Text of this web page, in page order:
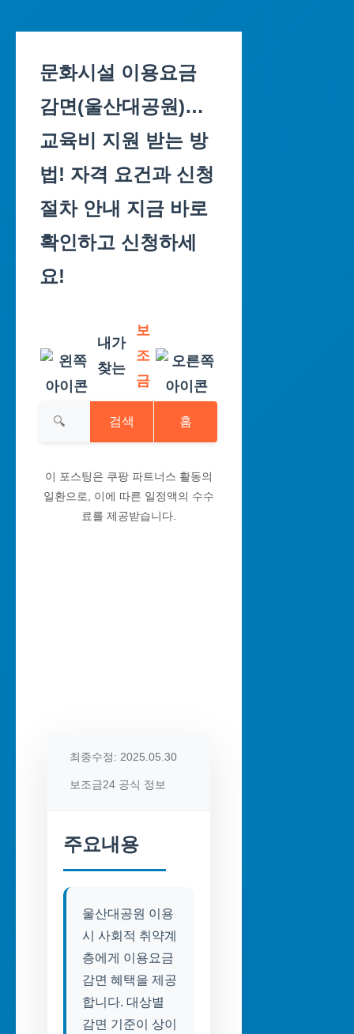
content
문화시설 이용요금
감면(울산대공원)…
교육비 지원 받는 방
법! 자격 요건과 신청
절차 안내 지금 바로
확인하고 신청하세
요!
내가
찾는
보
조
금
검색 홈
이 포스팅은 쿠팡 파트너스 활동의
일환으로, 이에 따른 일정액의 수수
료를 제공받습니다.
최종수정: 2025.05.30
보조금24 공식 정보
주요내용
울산대공원 이용
시 사회적 취약계
층에게 이용요금
감면 혜택을 제공
합니다. 대상별
감면 기준이 상이